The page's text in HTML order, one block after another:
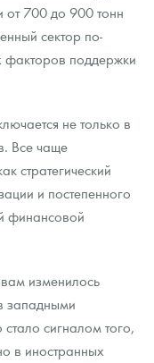
от 700 до 900 тонн
сектор по-
факторов поддержки
не только в
Все чаще
стратегический
и постепенного
финансовой
изменилось
западными
сигналом того,
в иностранных